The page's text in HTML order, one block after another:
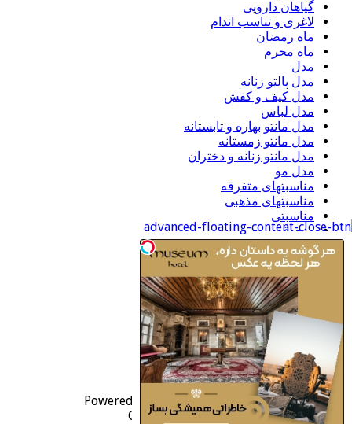
گیاهان دارویی
لاغری و تناسب اندام
ماه رمضان
ماه محرم
مدل
مدل پالتو زنانه
مدل کیف و کفش
مدل لباس
مدل مانتو بهاره و تابستانه
مدل مانتو زمستانه
مدل مانتو زنانه و دختران
مدل مو
مناسبتهای متفرقه
مناسبتهای مذهبی
مناسبتی
منجوق دوزی
موبایل
ورزشی
ورود
خوراک ورودی‌ها
خوراک دیدگاه‌ها
وردپرس
Powered by WordPress | Designed byTieLabs